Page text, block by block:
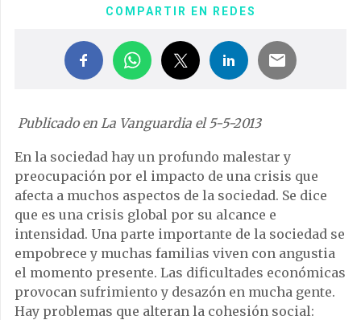
COMPARTIR EN REDES
Publicado en La Vanguardia el 5-5-2013
En la sociedad hay un profundo malestar y
preocupación por el impacto de una crisis que
afecta a muchos aspectos de la sociedad. Se dice
que es una crisis global por su alcance e
intensidad. Una parte importante de la sociedad se
empobrece y muchas familias viven con angustia
el momento presente. Las dificultades económicas
provocan sufrimiento y desazón en mucha gente.
Hay problemas que alteran la cohesión social: